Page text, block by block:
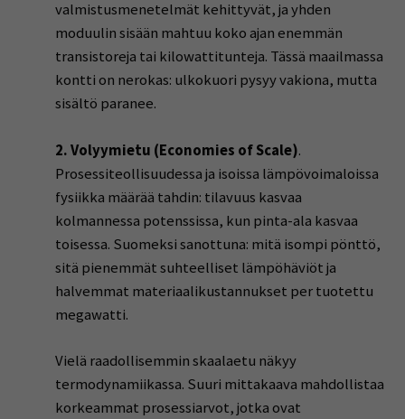
valmistusmenetelmät kehittyvät, ja yhden
moduulin sisään mahtuu koko ajan enemmän
transistoreja tai kilowattitunteja. Tässä maailmassa
kontti on nerokas: ulkokuori pysyy vakiona, mutta
sisältö paranee.
2. Volyymietu (Economies of Scale).
Prosessiteollisuudessa ja isoissa lämpövoimaloissa
fysiikka määrää tahdin: tilavuus kasvaa
kolmannessa potenssissa, kun pinta-ala kasvaa
toisessa. Suomeksi sanottuna: mitä isompi pönttö,
sitä pienemmät suhteelliset lämpöhäviöt ja
halvemmat materiaalikustannukset per tuotettu
megawatti.
Vielä raadollisemmin skaalaetu näkyy
termodynamiikassa. Suuri mittakaava mahdollistaa
korkeammat prosessiarvot, jotka ovat